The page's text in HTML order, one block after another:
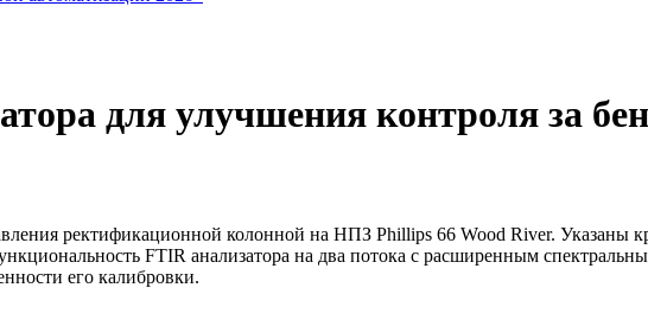
для улучшения контроля за
ректификационной колонной на НПЗ Phillips 66 Wood River. Указаны
FTIR анализатора на два потока с расширенным
его калибровки.